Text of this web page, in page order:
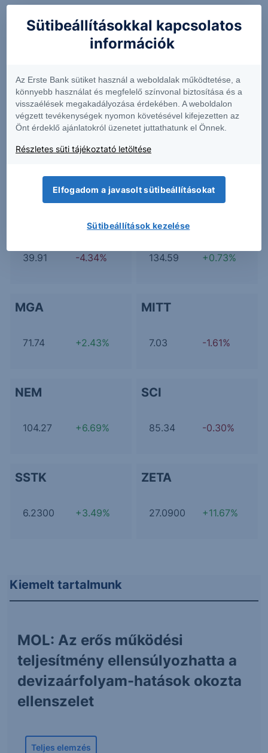
118.11 -3.68%
AOS
63.18 -0.30%
GROY
39.91 -4.34%
JXN
134.59 +0.73%
MGA
71.74 +2.43%
MITT
7.03 -1.61%
NEM
104.27 +6.69%
SCI
85.34 -0.30%
SSTK
6.2300 +3.49%
ZETA
27.0900 +11.67%
Kiemelt tartalmunk
MOL: Az erős működési
teljesítmény ellensúlyozhatta a
devizaárfolyam-hatások okozta
ellenszelet
Teljes elemzés
Sütibeállításokkal kapcsolatos
információk
Az Erste Bank sütiket használ a weboldalak működtetése, a
könnyebb használat és megfelelő színvonal biztosítása és a
visszaélések megakadályozása érdekében. A weboldalon
végzett tevékenységek nyomon követésével kifejezetten az
Önt érdeklő ajánlatokról üzenetet juttathatunk el Önnek.
Részletes süti tájékoztató letöltése
Elfogadom a javasolt sütibeállításokat
Sütibeállítások kezelése